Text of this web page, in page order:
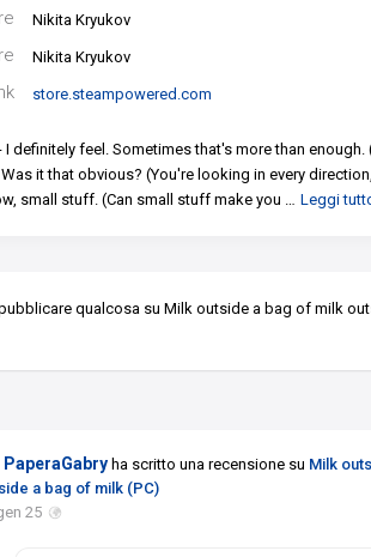
Nikita Kryukov
Nikita Kryukov
store.steampowered.com
I definitely feel. Sometimes that's more than enough.
it that obvious? (You're looking in every
small stuff. (Can small stuff make you … Leggi
qualcosa su Milk outside a bag of milk
PaperaGabry ha scritto una recensione su Milk
a bag of milk (PC)
25